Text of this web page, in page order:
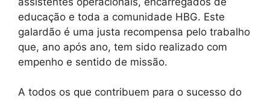
educação e toda a comunidade HBG. Este
galardão é uma justa recompensa pelo trabalho
que, ano após ano, tem sido realizado com
empenho e sentido de missão.
A todos os que contribuem para o sucesso do